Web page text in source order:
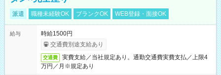
派遣 職種未経験OK ブランクOK WEB登録・面接OK
給与
時給1500円
交通費別途支給あり
交通費
実費支給／当社規定あり。通勤交通費実費支払／上限4
万円／月※規定あり